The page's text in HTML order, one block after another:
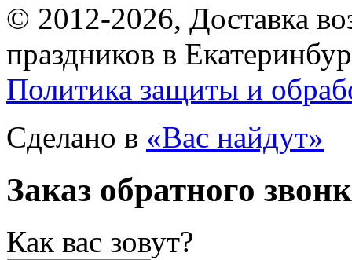
© 2012-2026, Доставка
праздников в
Политика защиты и
Сделано в «Вас найдут»
Заказ обратного
Как вас зовут?